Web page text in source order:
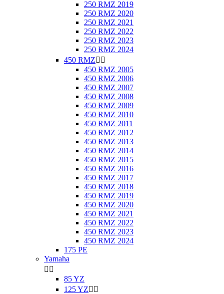
250 RMZ 2019
250 RMZ 2020
250 RMZ 2021
250 RMZ 2022
250 RMZ 2023
250 RMZ 2024
450 RMZ 
450 RMZ 2005
450 RMZ 2006
450 RMZ 2007
450 RMZ 2008
450 RMZ 2009
450 RMZ 2010
450 RMZ 2011
450 RMZ 2012
450 RMZ 2013
450 RMZ 2014
450 RMZ 2015
450 RMZ 2016
450 RMZ 2017
450 RMZ 2018
450 RMZ 2019
450 RMZ 2020
450 RMZ 2021
450 RMZ 2022
450 RMZ 2023
450 RMZ 2024
175 PE
Yamaha
 
85 YZ
125 YZ 